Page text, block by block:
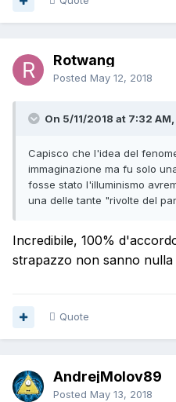
noi troviamo in alternativa :
Siti mi pare convinto del fatto
istituirà o istituirebbe -dopo
potrebbe essere
immaginare una rivoluzione
francese che gli pare un
Rotwang
Posted May 12, 2018
On 5/11/2018 at 7:32
Capisco che l'idea del
immaginazione ma fu solo
fosse stato l'illuminismo
una delle tante "rivolte del
Incredibile, 100%
strapazzo non sanno
Quote
AndrejMolov89
Posted May 13, 2018